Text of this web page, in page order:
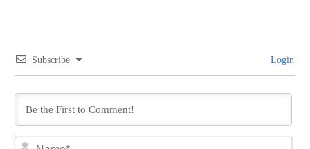
Subscribe Login